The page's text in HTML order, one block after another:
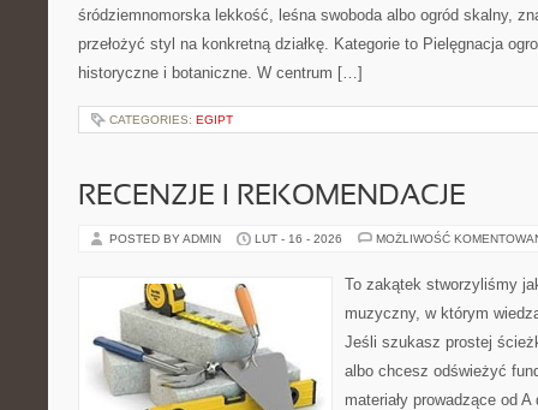
śródziemnomorska lekkość, leśna swoboda albo ogród skalny,
przełożyć styl na konkretną działkę. Kategorie to Pielęgnacja
historyczne i botaniczne. W centrum […]
CATEGORIES: EGIPT
RECENZJE I REKOMENDACJE
POSTED BY ADMIN LUT - 16 - 2026 MOŻLIWOŚĆ
To zakątek stworzyliśmy
muzyczny, w którym
Jeśli szukasz prostej
albo chcesz odświeżyć
materiały prowadzące od